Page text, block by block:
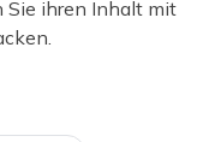
Sie ihren Inhalt mit